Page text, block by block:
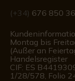
(+34) 676 850
Montag bis
(Außer an
Handelsregister
CIF: ES
1/28/578, Folio